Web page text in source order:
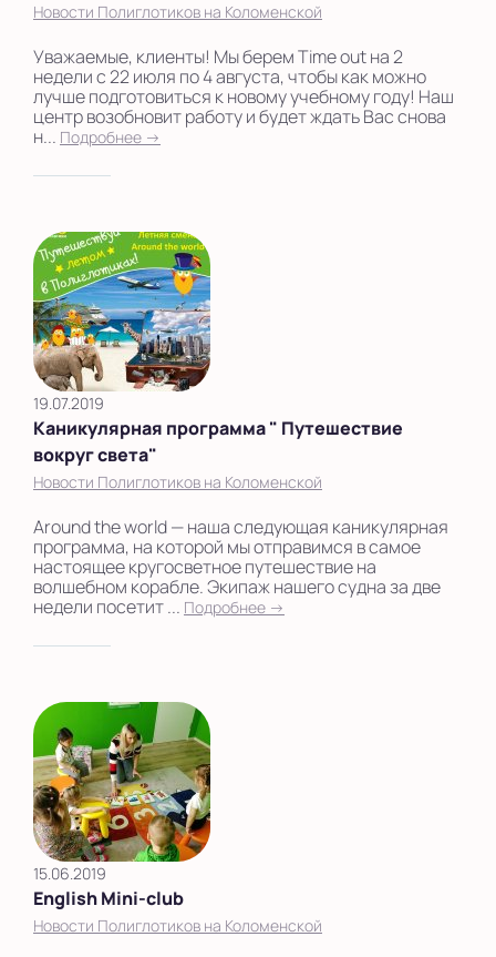
Новости Полиглотиков на Коломенской
Уважаемые, клиенты! Мы берем Time out на 2
недели с 22 июля по 4 августа, чтобы как можно
лучше подготовиться к новому учебному году! Наш
центр возобновит работу и будет ждать Вас снова
н... Подробнее →
19.07.2019
Каникулярная программа " Путешествие
вокруг света"
Новости Полиглотиков на Коломенской
Around the world — наша следующая каникулярная
программа, на которой мы отправимся в самое
настоящее кругосветное путешествие на
волшебном корабле. Экипаж нашего судна за две
недели посетит ... Подробнее →
15.06.2019
English Mini-club
Новости Полиглотиков на Коломенской